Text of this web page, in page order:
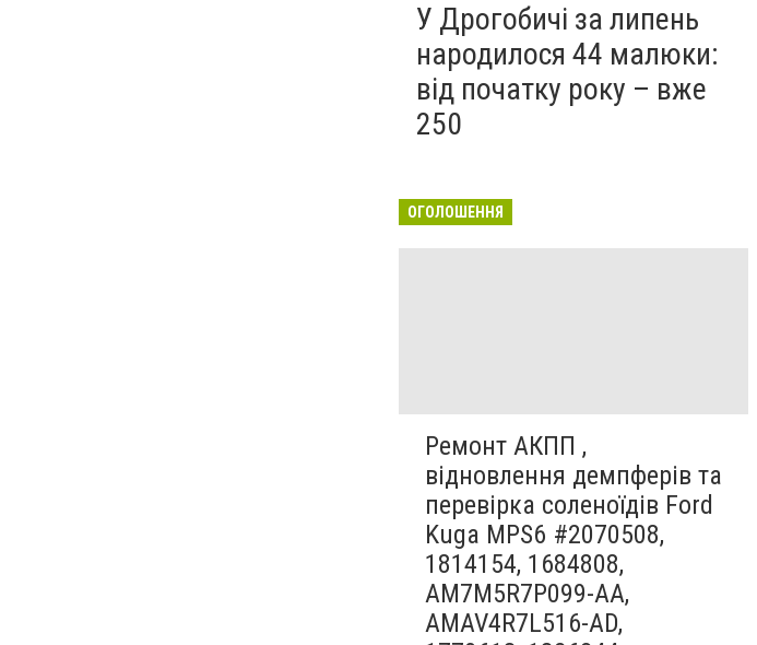
У Дрогобичі за липень
народилося 44 малюки:
від початку року – вже
250
ОГОЛОШЕННЯ
Ремонт АКПП ,
відновлення демпферів та
перевірка соленоїдів Ford
Kuga MPS6 #2070508,
1814154, 1684808,
AM7M5R7P099-AA,
AMAV4R7L516-AD,